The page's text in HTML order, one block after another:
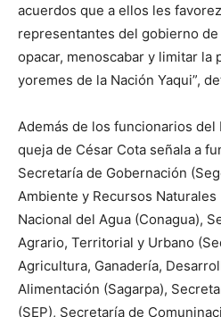
acuerdos que a ellos les
representantes del gobierno
opacar, menoscabar y limitar la
yoremes de la Nación Yaqui”,
Además de los funcionarios del
queja de César Cota señala a
Secretaría de Gobernación
Ambiente y Recursos
Nacional del Agua (Conagua),
Agrario, Territorial y Urbano
Agricultura, Ganadería,
Alimentación (Sagarpa),
(SEP), Secretaría de